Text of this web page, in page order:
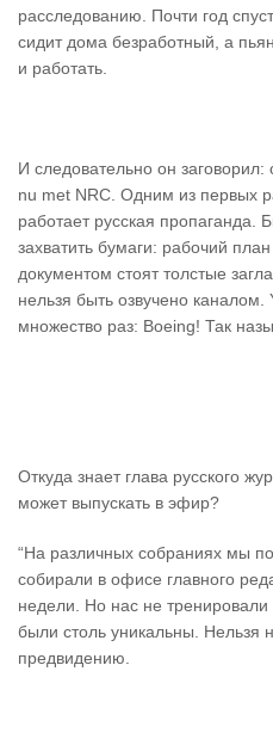
расследованию. Почти год
сидит дома безработный, а
и работать.
И следовательно он
nu met NRC. Одним из первых
работает русская пропаганда.
захватить бумаги: рабочий
документом стоят толстые
нельзя быть озвучено
множество раз: Boeing! Так
Откуда знает глава русского
может выпускать в эфир?
“На различных собраниях мы
собирали в офисе главного
недели. Но нас не
были столь уникальны. Нельзя
предвидению.